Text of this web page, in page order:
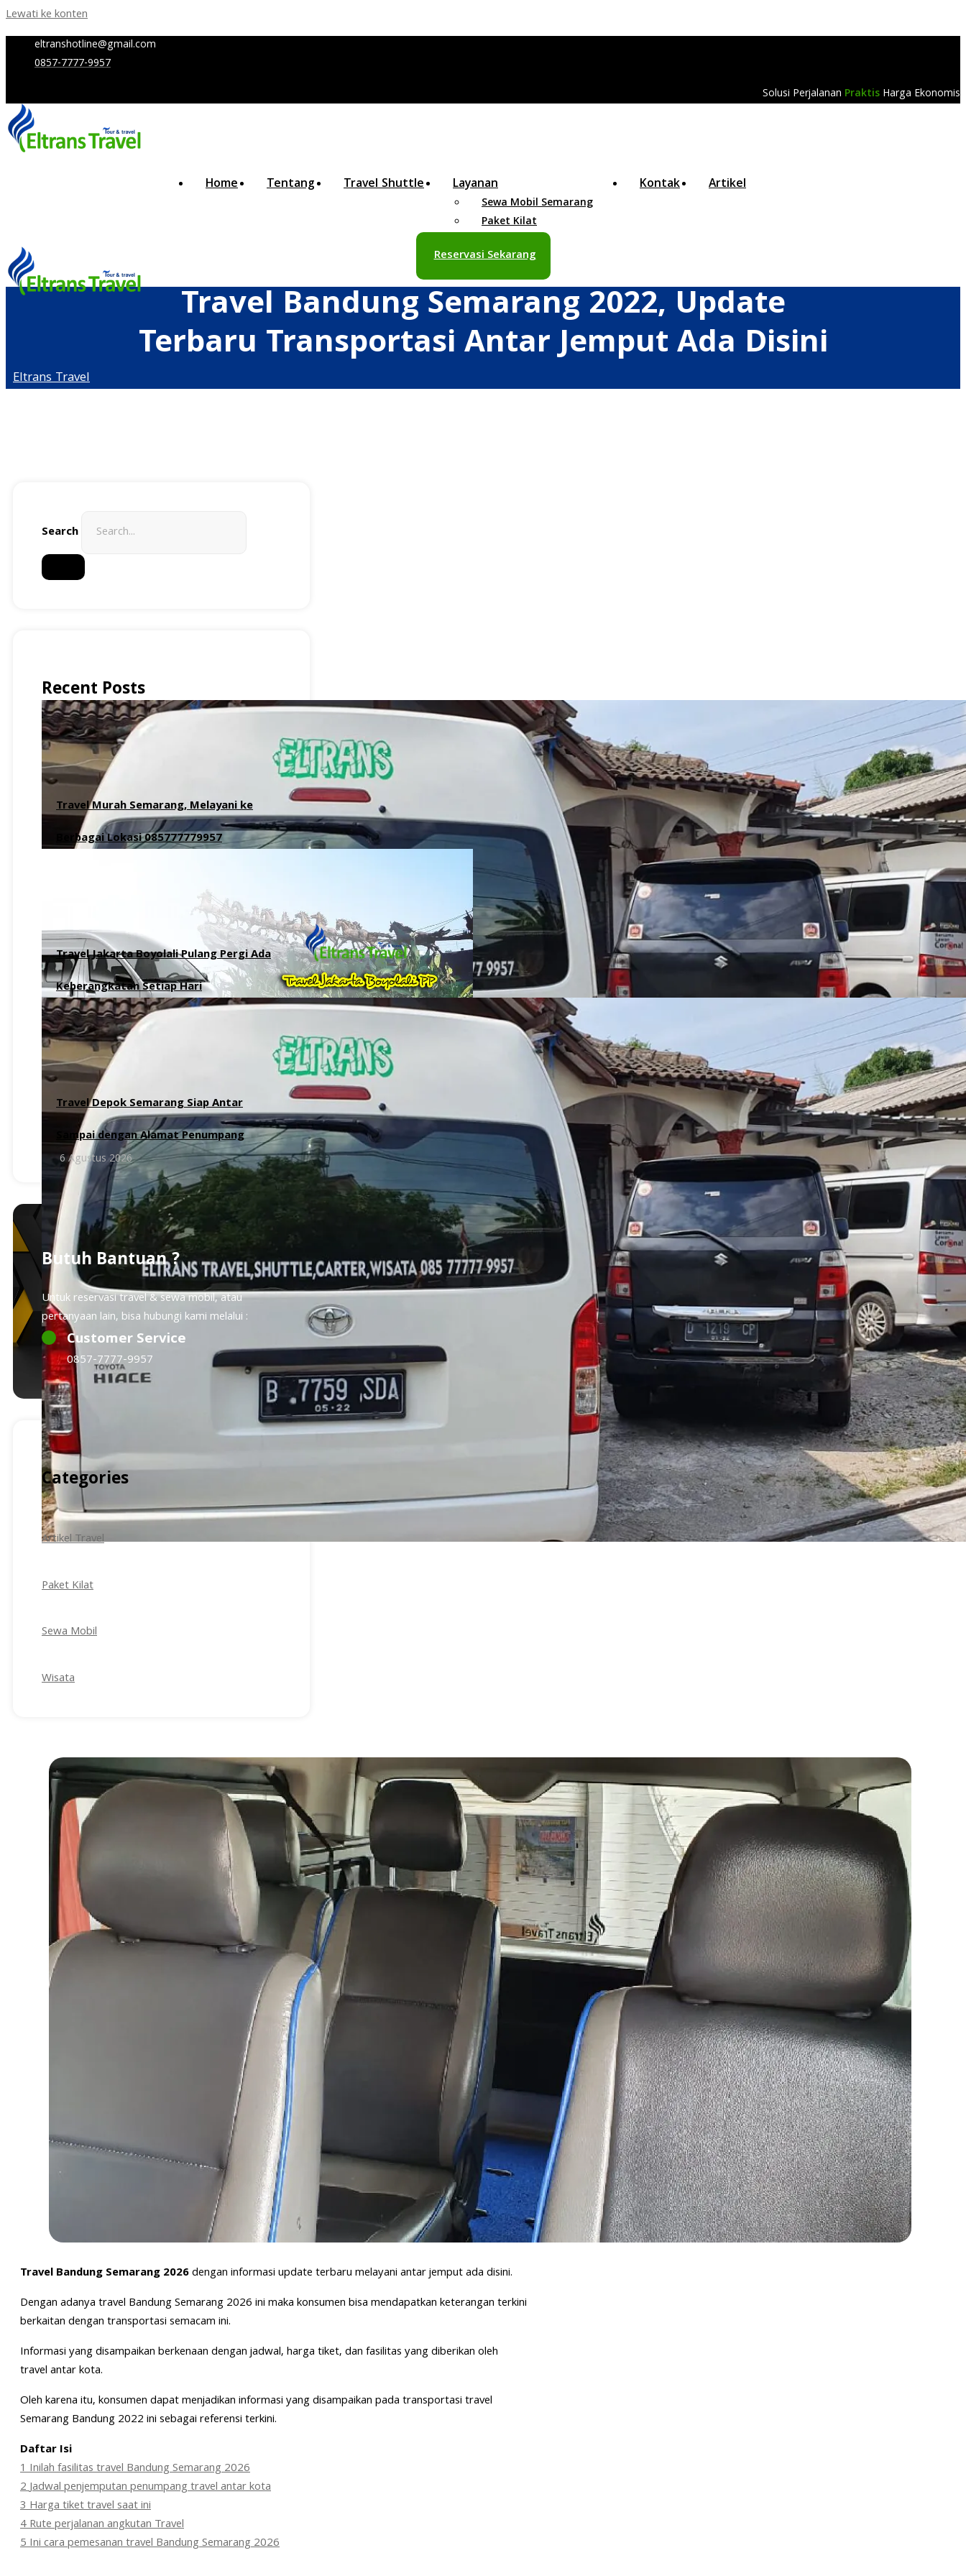
Lewati ke konten
eltranshotline@gmail.com
0857-7777-9957
Solusi Perjalanan Praktis Harga Ekonomis
Home Tentang Travel Shuttle Layanan
Sewa Mobil Semarang
Paket Kilat
Kontak Artikel
Reservasi Sekarang
Travel Bandung Semarang 2022, Update
Terbaru Transportasi Antar Jemput Ada Disini
Eltrans Travel
Search
Recent Posts
Travel Murah Semarang, Melayani ke
Berbagai Lokasi 085777779957
Travel Jakarta Boyolali Pulang Pergi Ada
Keberangkatan Setiap Hari
6 Agustus 2026
Travel Depok Semarang Siap Antar
Sampai dengan Alamat Penumpang
6 Agustus 2026
Butuh Bantuan ?
Untuk reservasi travel & sewa mobil, atau
pertanyaan lain, bisa hubungi kami melalui :
Customer Service
0857-7777-9957
Categories
Artikel Travel
Paket Kilat
Sewa Mobil
Wisata
Travel Bandung Semarang 2026dengan informasi update terbaru melayani antar jemput ada disini.
Dengan adanya travel Bandung Semarang 2026 ini maka konsumen bisa mendapatkan keterangan terkini
berkaitan dengan transportasi semacam ini.
Informasi yang disampaikan berkenaan dengan jadwal, harga tiket, dan fasilitas yang diberikan oleh
travel antar kota.
Oleh karena itu, konsumen dapat menjadikan informasi yang disampaikan pada transportasi travel
Semarang Bandung 2022 ini sebagai referensi terkini.
Daftar Isi
1Inilah fasilitas travel Bandung Semarang 2026
2Jadwal penjemputan penumpang travel antar kota
3Harga tiket travel saat ini
4Rute perjalanan angkutan Travel
5Ini cara pemesanan travel Bandung Semarang 2026